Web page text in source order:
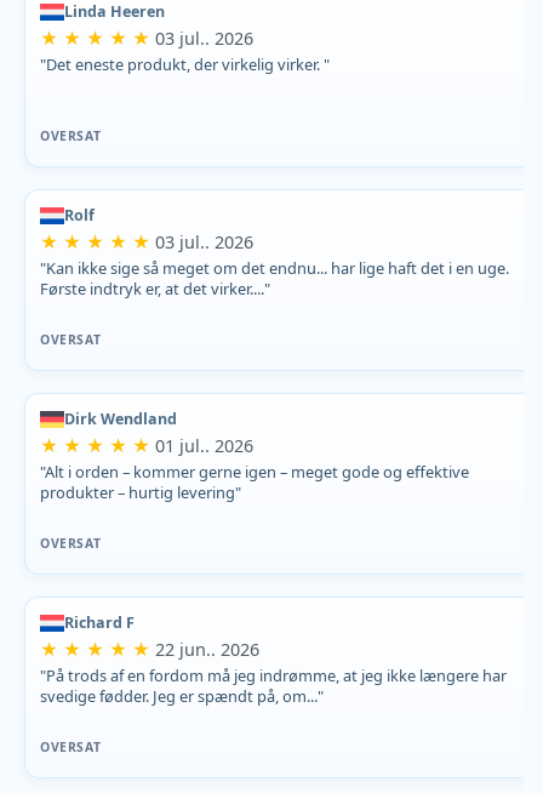
Linda Heeren
★ ★ ★ ★ ★ 03 jul.. 2026
"Det eneste produkt, der virkelig virker. "
OVERSAT
Rolf
★ ★ ★ ★ ★ 03 jul.. 2026
"Kan ikke sige så meget om det endnu... har lige haft det i en uge.
Første indtryk er, at det virker...."
OVERSAT
Dirk Wendland
★ ★ ★ ★ ★ 01 jul.. 2026
"Alt i orden – kommer gerne igen – meget gode og effektive
produkter – hurtig levering"
OVERSAT
Richard F
★ ★ ★ ★ ★ 22 jun.. 2026
"På trods af en fordom må jeg indrømme, at jeg ikke længere har
svedige fødder. Jeg er spændt på, om..."
OVERSAT